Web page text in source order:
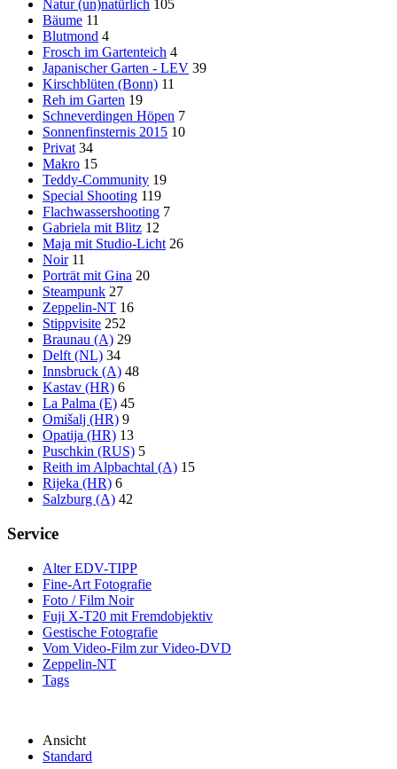
Natur (un)natürlich 105
Bäume 11
Blutmond 4
Frosch im Gartenteich 4
Japanischer Garten - LEV 39
Kirschblüten (Bonn) 11
Reh im Garten 19
Schneverdingen Höpen 7
Sonnenfinsternis 2015 10
Privat 34
Makro 15
Teddy-Community 19
Special Shooting 119
Flachwassershooting 7
Gabriela mit Blitz 12
Maja mit Studio-Licht 26
Noir 11
Porträt mit Gina 20
Steampunk 27
Zeppelin-NT 16
Stippvisite 252
Braunau (A) 29
Delft (NL) 34
Innsbruck (A) 48
Kastav (HR) 6
La Palma (E) 45
Omišalj (HR) 9
Opatija (HR) 13
Puschkin (RUS) 5
Reith im Alpbachtal (A) 15
Rijeka (HR) 6
Salzburg (A) 42
Service
Alter EDV-TIPP
Fine-Art Fotografie
Foto / Film Noir
Fuji X-T20 mit Fremdobjektiv
Gestische Fotografie
Vom Video-Film zur Video-DVD
Zeppelin-NT
Tags
Ansicht
Standard